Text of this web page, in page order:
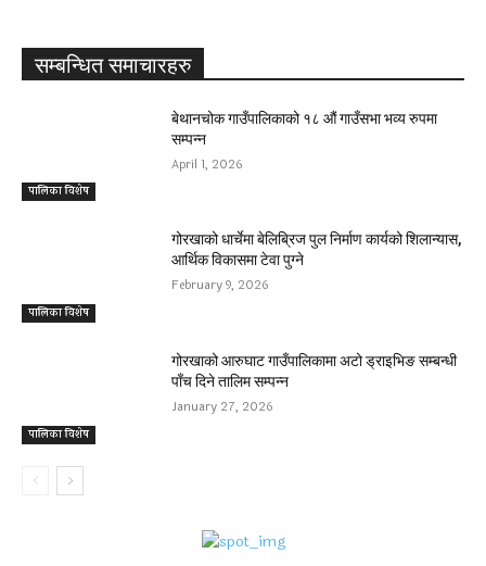
सम्बन्धित समाचारहरु
पालिका विशेष
बेथानचोक गाउँपालिकाको १८ औं गाउँसभा भव्य रुपमा
सम्पन्न
April 1, 2026
पालिका विशेष
गोरखाको धार्चेमा बेलिब्रिज पुल निर्माण कार्यको शिलान्यास,
आर्थिक विकासमा टेवा पुग्ने
February 9, 2026
पालिका विशेष
गोरखाको आरुघाट गाउँपालिकामा अटो ड्राइभिङ सम्बन्धी
पाँच दिने तालिम सम्पन्न
January 27, 2026